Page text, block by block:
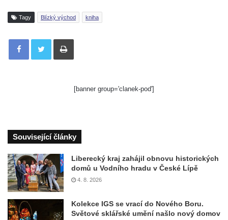
Tagy Blízký východ kniha
Tisknout
[banner group='clanek-pod']
Související články
Liberecký kraj zahájil obnovu historických
domů u Vodního hradu v České Lípě
4. 8. 2026
Kolekce IGS se vrací do Nového Boru.
Světové sklářské umění našlo nový domov